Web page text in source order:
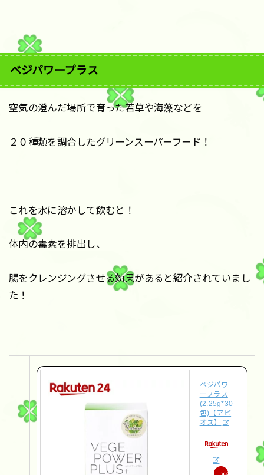
ベジパワープラス
空気の澄んだ場所で育った若草や海藻などを
２０種類を調合したグリーンスーパーフード！
これを水に溶かして飲むと！
体内の毒素を排出し、
腸をクレンジングさせる効果があると紹介されていまし
た！
ベジパワ
ープラス
(2.25g*30
包)【アビ
オス】